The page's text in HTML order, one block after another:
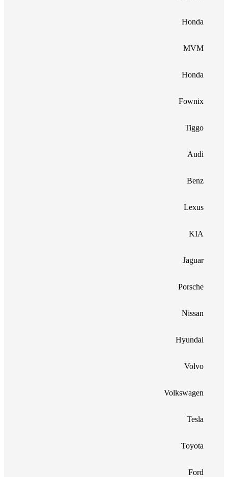
Honda
MVM
Honda
Fownix
Tiggo
Audi
Benz
Lexus
KIA
Jaguar
Porsche
Nissan
Hyundai
Volvo
Volkswagen
Tesla
Toyota
Ford